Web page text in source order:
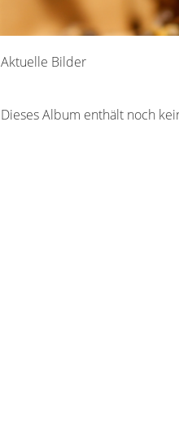
Aktuelle Bilder
Dieses Album enthält noch